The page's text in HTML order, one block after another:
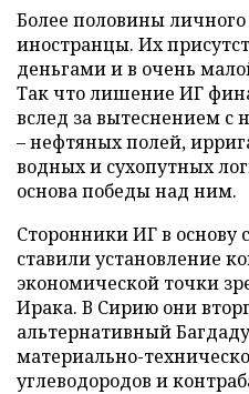
Более половины личного
иностранцы. Их
деньгами и в очень
Так что лишение ИГ
вслед за вытеснением с
– нефтяных полей,
водных и сухопутных
основа победы над ним.
Сторонники ИГ в основу
ставили установление
экономической точки
Ирака. В Сирию они
альтернативный
материально-
углеводородов и